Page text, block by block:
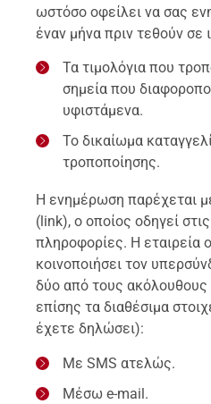
ωστόσο οφείλει να σας
έναν μήνα πριν τεθούν σε
Τα τιμολόγια που
σημεία που
υφιστάμενα.
Το δικαίωμα
τροποποίησης.
H ενημέρωση παρέχεται
(link), ο οποίος οδηγεί
πληροφορίες. Η εταιρεία
κοινοποιήσει τον
δύο από τους
επίσης τα διαθέσιμα
έχετε δηλώσει):
Με SMS ατελώς.
Μέσω e-mail.